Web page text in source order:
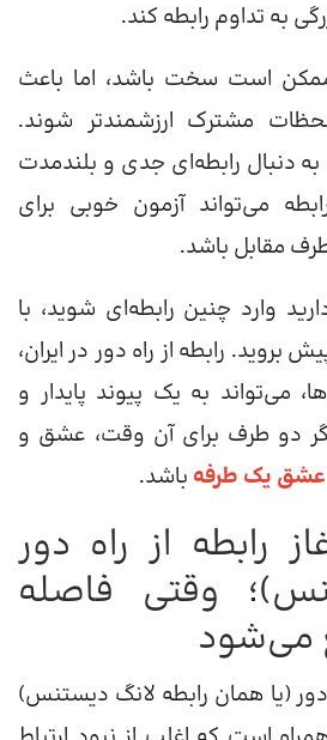
به تداوم رابطه کند.
است سخت باشد، اما باعث
مشترک ارزشمندتر شوند.
به دنبال رابطه‌ای جدی و بلندمدت
می‌تواند آزمون خوبی برای
مقابل باشد.
وارد چنین رابطه‌ای شوید، با
بروید. رابطه از راه دور در ایران،
می‌تواند به یک پیوند پایدار و
دو طرف برای آن وقت، عشق و
عشق یک طرفه باشد.
رابطه از راه دور
وقتی فاصله
می‌شود
(یا همان رابطه لانگ دیستنس)